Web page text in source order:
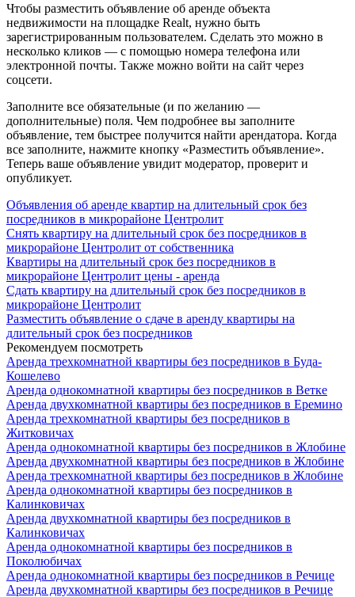
Чтобы разместить объявление об аренде объекта
недвижимости на площадке Realt, нужно быть
зарегистрированным пользователем. Сделать это можно в
несколько кликов — с помощью номера телефона или
электронной почты. Также можно войти на сайт через
соцсети.
Заполните все обязательные (и по желанию —
дополнительные) поля. Чем подробнее вы заполните
объявление, тем быстрее получится найти арендатора. Когда
все заполните, нажмите кнопку «Разместить объявление».
Теперь ваше объявление увидит модератор, проверит и
опубликует.
Объявления об аренде квартир на длительный срок без
посредников в микрорайоне Центролит
Снять квартиру на длительный срок без посредников в
микрорайоне Центролит от собственника
Квартиры на длительный срок без посредников в
микрорайоне Центролит цены - аренда
Сдать квартиру на длительный срок без посредников в
микрорайоне Центролит
Разместить объявление о сдаче в аренду квартиры на
длительный срок без посредников
Рекомендуем посмотреть
Аренда трехкомнатной квартиры без посредников в Буда-
Кошелево
Аренда однокомнатной квартиры без посредников в Ветке
Аренда двухкомнатной квартиры без посредников в Еремино
Аренда трехкомнатной квартиры без посредников в
Житковичах
Аренда однокомнатной квартиры без посредников в Жлобине
Аренда двухкомнатной квартиры без посредников в Жлобине
Аренда трехкомнатной квартиры без посредников в Жлобине
Аренда однокомнатной квартиры без посредников в
Калинковичах
Аренда двухкомнатной квартиры без посредников в
Калинковичах
Аренда однокомнатной квартиры без посредников в
Поколюбичах
Аренда однокомнатной квартиры без посредников в Речице
Аренда двухкомнатной квартиры без посредников в Речице